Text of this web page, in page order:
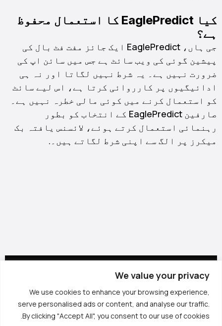
We value your privacy
We use cookies to enhance your browsing experience,
serve personalised ads or content, and analyse our traffic.
By clicking "Accept All", you consent to our use of cookies.
کیا EaglePredict کا استعمال محفوظ
ہے؟
جی ہاں، EaglePredict ایک جائز مفت فٹ بال کی
پیشین گوئی کی ویب سائٹ ہے جس میں سائن اپ کی
ضرورت نہیں ہے۔ یہ شرط نہیں لگاتا اور نہ ہی
ادائیگیوں پر کارروائی کرتا ہے، اس لیے سائٹ
کو استعمال کرنے میں کوئی مالی خطرہ نہیں ہے۔
صارفین EaglePredict کے انتخاب کو بطور
رہنمائی استعمال کرتے ہوئے، لائسنس یافتہ بک
میکرز پر الگ سے اپنی شرط لگاتے ہیں۔.
Italiano
हिन्दी
বাংলা